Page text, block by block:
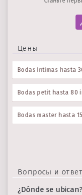
Цены
Bodas Intimas hasta
Bodas petit hasta 80
Bodas master hasta
Вопросы и
¿Dónde se ubican?